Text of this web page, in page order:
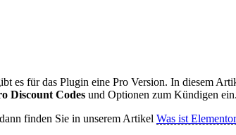
es für das Plugin eine Pro Version. In diesem
Discount Codes und Optionen zum Kündigen ein.
finden Sie in unserem Artikel Was ist Elementor